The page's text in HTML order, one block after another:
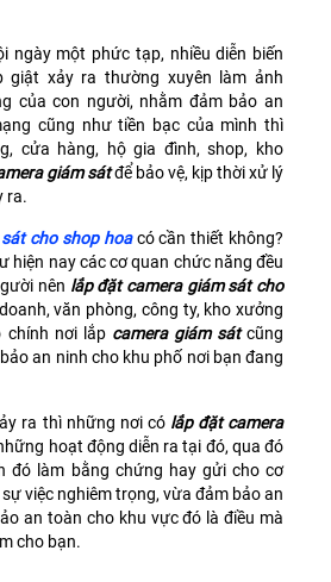
ngày một phức tạp, nhiều diễn biến
giật xảy ra thường xuyên làm ảnh
của con người, nhằm đảm bảo an
cũng như tiền bạc của mình thì
cửa hàng, hộ gia đình, shop, kho
giám sátđể bảo vệ, kịp thời xử lý
ra.
cho shop hoacó cần thiết không?
hiện nay các cơ quan chức năng đều
nên lắp đặt camera giám sát cho
văn phòng, công ty, kho xưởng
chính nơi lắp camera giám sátcũng
an ninh cho khu phố nơi bạn đang
ra thì những nơi có lắp đặt camera
hoạt động diễn ra tại đó, qua đó
đó làm bằng chứng hay gửi cho cơ
việc nghiêm trọng, vừa đảm bảo an
an toàn cho khu vực đó là điều mà
cho bạn.